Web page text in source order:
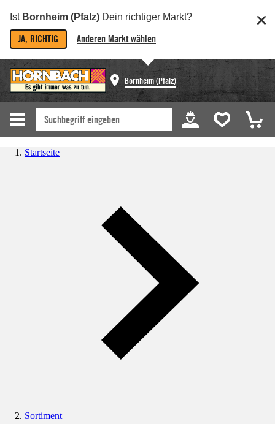
Ist Bornheim (Pfalz) Dein richtiger Markt?
JA, RICHTIG Anderen Markt wählen
Bornheim (Pfalz)
Startseite
Sortiment